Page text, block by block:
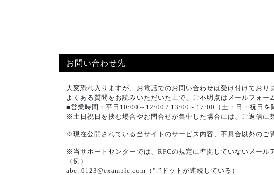
お問い合わせ先
大変恐れ入りますが、お電話でのお問い合わせは受け付けており
よくある質問をお読みいただいた上で、ご不明点はメールフォー
■営業時間：平日10:00～12:00 / 13:00～17:00（土・日・祝日を
※土日祝日を挟む場合やお問合せが集中した場合には、ご返信に
※現在公開されている当サイトのサービス内容、不具合以外のご
※当サポートセンターでは、RFCの規定に準拠していないメール
（例）
abc..0123@example.com（”.”ドットが連続している）